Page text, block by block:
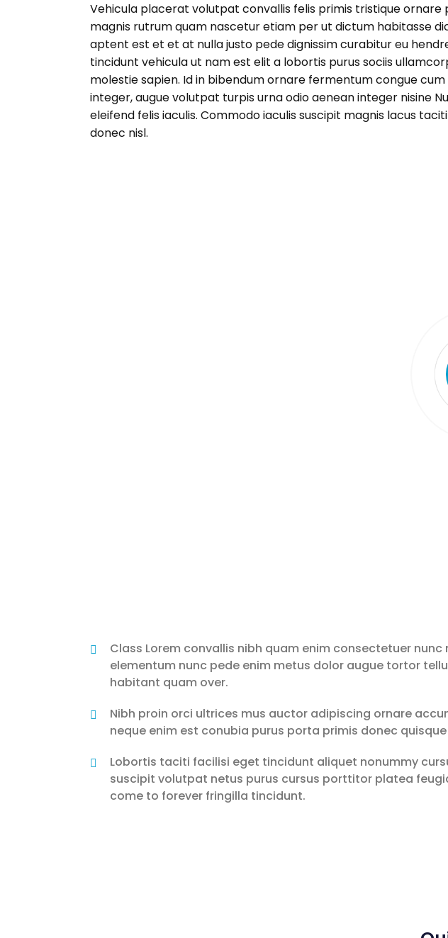
Vehicula placerat volutpat convallis felis primis tristique
magnis rutrum quam nascetur etiam per ut dictum habitasse
aptent est et et at nulla justo pede dignissim curabitur eu
tincidunt vehicula ut nam est elit a lobortis purus sociis
molestie sapien. Id in bibendum ornare fermentum congue
integer, augue volutpat turpis urna odio aenean integer nisine
eleifend felis iaculis. Commodo iaculis suscipit magnis lacus
donec nisl.
Class Lorem convallis nibh quam enim consectetuer
elementum nunc pede enim metus dolor augue tortor
habitant quam over.
Nibh proin orci ultrices mus auctor adipiscing ornare
neque enim est conubia purus porta primis donec
Lobortis taciti facilisi eget tincidunt aliquet nonummy
suscipit volutpat netus purus cursus porttitor platea
come to forever fringilla tincidunt.